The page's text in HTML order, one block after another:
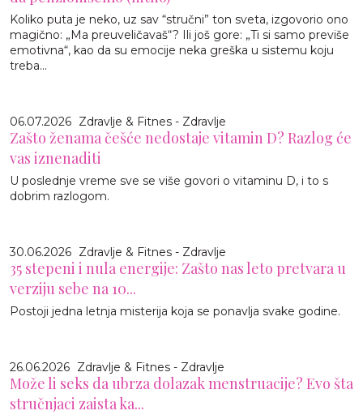
Koliko puta je neko, uz sav “stručni” ton sveta, izgovorio ono
magično: „Ma preuveličavaš“? Ili još gore: „Ti si samo previše
emotivna“, kao da su emocije neka greška u sistemu koju
treba...
06.07.2026 Zdravlje & Fitnes - Zdravlje
Zašto ženama češće nedostaje vitamin D? Razlog će
vas iznenaditi
U poslednje vreme sve se više govori o vitaminu D, i to s
dobrim razlogom.
30.06.2026 Zdravlje & Fitnes - Zdravlje
35 stepeni i nula energije: Zašto nas leto pretvara u
verziju sebe na 10...
Postoji jedna letnja misterija koja se ponavlja svake godine.
26.06.2026 Zdravlje & Fitnes - Zdravlje
Može li seks da ubrza dolazak menstruacije? Evo šta
stručnjaci zaista ka...